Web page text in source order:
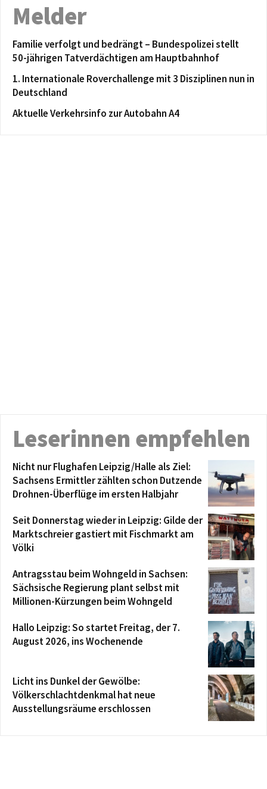
Melder
Familie verfolgt und bedrängt – Bundespolizei stellt
50-jährigen Tatverdächtigen am Hauptbahnhof
1. Internationale Roverchallenge mit 3 Disziplinen nun in
Deutschland
Aktuelle Verkehrsinfo zur Autobahn A4
Leserinnen empfehlen
Nicht nur Flughafen Leipzig/Halle als Ziel:
Sachsens Ermittler zählten schon Dutzende
Drohnen-Überflüge im ersten Halbjahr
Seit Donnerstag wieder in Leipzig: Gilde der
Marktschreier gastiert mit Fischmarkt am
Völki
Antragsstau beim Wohngeld in Sachsen:
Sächsische Regierung plant selbst mit
Millionen-Kürzungen beim Wohngeld
Hallo Leipzig: So startet Freitag, der 7.
August 2026, ins Wochenende
Licht ins Dunkel der Gewölbe:
Völkerschlachtdenkmal hat neue
Ausstellungsräume erschlossen